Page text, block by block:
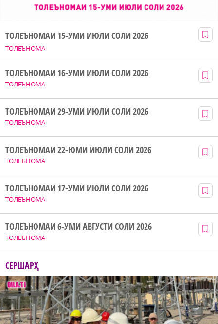
ТОЛЕЪНОМА
ТОЛЕЪНОМАИ 15-УМИ ИЮЛИ СОЛИ 2026
ТОЛЕЪНОМА
ТОЛЕЪНОМАИ 16-УМИ ИЮЛИ СОЛИ 2026
ТОЛЕЪНОМА
ТОЛЕЪНОМАИ 29-УМИ ИЮЛИ СОЛИ 2026
ТОЛЕЪНОМА
ТОЛЕЪНОМАИ 22-ЮМИ ИЮЛИ СОЛИ 2026
ТОЛЕЪНОМА
ТОЛЕЪНОМАИ 17-УМИ ИЮЛИ СОЛИ 2026
ТОЛЕЪНОМА
ТОЛЕЪНОМАИ 6-УМИ АВГУСТИ СОЛИ 2026
СЕРШАРҲ